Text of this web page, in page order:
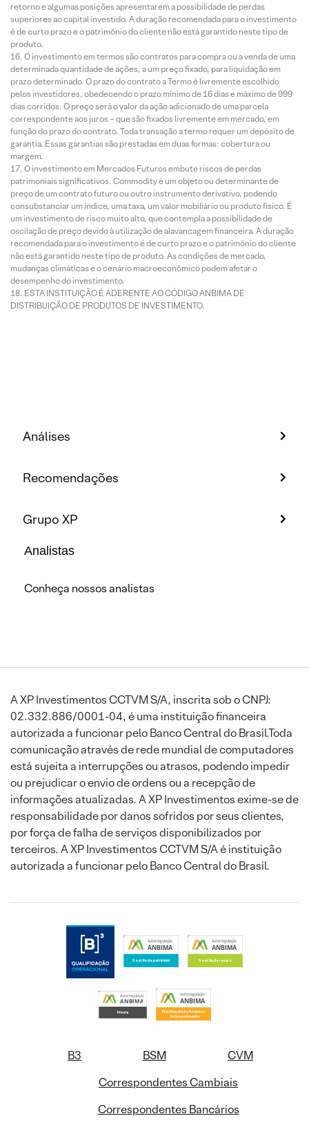
retorno e algumas posições apresentarem a possibilidade de perdas
superiores ao capital investido. A duração recomendada para o investimento
é de curto prazo e o patrimônio do cliente não está garantido neste tipo de
produto.
O investimento em termos são contratos para compra ou a venda de uma
determinada quantidade de ações, a um preço fixado, para liquidação em
prazo determinado. O prazo do contrato a Termo é livremente escolhido
pelos investidores, obedecendo o prazo mínimo de 16 dias e máximo de 999
dias corridos. O preço será o valor da ação adicionado de uma parcela
correspondente aos juros – que são fixados livremente em mercado, em
função do prazo do contrato. Toda transação a termo requer um depósito de
garantia. Essas garantias são prestadas em duas formas: cobertura ou
margem.
O investimento em Mercados Futuros embute riscos de perdas
patrimoniais significativos. Commodity é um objeto ou determinante de
preço de um contrato futuro ou outro instrumento derivativo, podendo
consubstanciar um índice, uma taxa, um valor mobiliário ou produto físico. É
um investimento de risco muito alto, que contempla a possibilidade de
oscilação de preço devido à utilização de alavancagem financeira. A duração
recomendada para o investimento é de curto prazo e o patrimônio do cliente
não está garantido neste tipo de produto. As condições de mercado,
mudanças climáticas e o cenário macroeconômico podem afetar o
desempenho do investimento.
ESTA INSTITUIÇÃO É ADERENTE AO CÓDIGO ANBIMA DE
DISTRIBUIÇÃO DE PRODUTOS DE INVESTIMENTO.
Análises
Recomendações
Grupo XP
Analistas
Conheça nossos analistas
A XP Investimentos CCTVM S/A, inscrita sob o CNPJ:
02.332.886/0001-04, é uma instituição financeira
autorizada a funcionar pelo Banco Central do Brasil.Toda
comunicação através de rede mundial de computadores
está sujeita a interrupções ou atrasos, podendo impedir
ou prejudicar o envio de ordens ou a recepção de
informações atualizadas. A XP Investimentos exime-se de
responsabilidade por danos sofridos por seus clientes,
por força de falha de serviços disponibilizados por
terceiros. A XP Investimentos CCTVM S/A é instituição
autorizada a funcionar pelo Banco Central do Brasil.
B3 BSM
CVM
Correspondentes Cambiais
Correspondentes Bancários